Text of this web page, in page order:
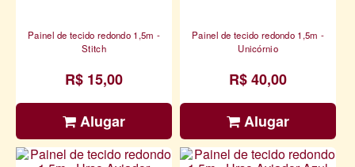
Painel de tecido redondo 1,5m -
Stitch
R$ 15,00
Alugar
Painel de tecido redondo 1,5m -
Unicórnio
R$ 40,00
Alugar